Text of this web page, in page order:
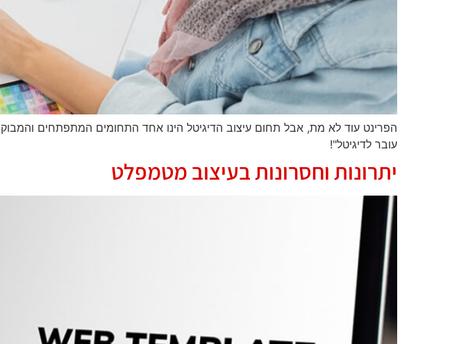
הפרינט עוד לא מת, אבל תחום עיצוב הדיגיטל הינו אחד התחומים המתפתחים
עובר לדיגיטל"!
יתרונות וחסרונות בעיצוב מטמפלט